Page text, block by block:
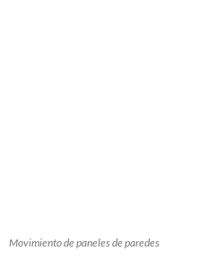
Movimiento de paneles de paredes